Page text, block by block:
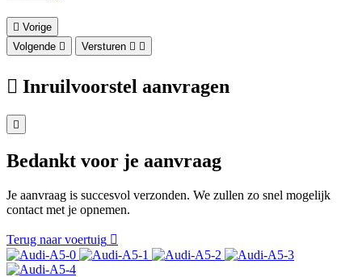
Vorige
Volgende
Versturen
Inruilvoorstel aanvragen
Bedankt voor je aanvraag
Je aanvraag is succesvol verzonden. We zullen zo snel mogelijk
contact met je opnemen.
Terug naar voertuig